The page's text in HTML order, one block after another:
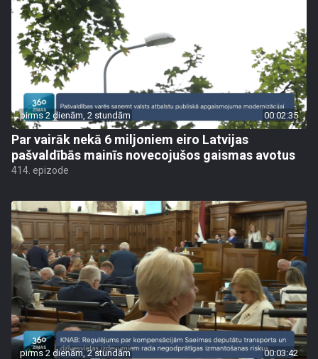
pirms 2 dienām, 2 stundām 00:02:35
Par vairāk nekā 6 miljoniem eiro Latvijas
pašvaldībās mainīs novecojušos gaismas avotus
414. epizode
pirms 2 dienām, 2 stundām 00:03:42